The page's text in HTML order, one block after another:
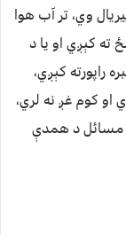
وي، تر آب هوا
ته کېږي او یا د
راپورته کېږي،
او کوم غږ نه لري،
مسائل د همدې